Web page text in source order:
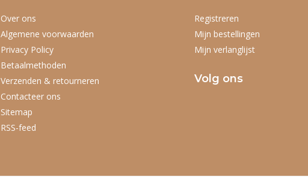
Over ons
Algemene voorwaarden
Privacy Policy
Betaalmethoden
Verzenden & retourneren
Contacteer ons
Sitemap
RSS-feed
Registreren
Mijn bestellingen
Mijn verlanglijst
Volg ons